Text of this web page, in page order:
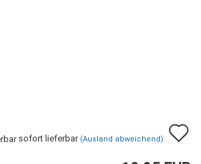
sofort lieferbar (Ausland abweichend)